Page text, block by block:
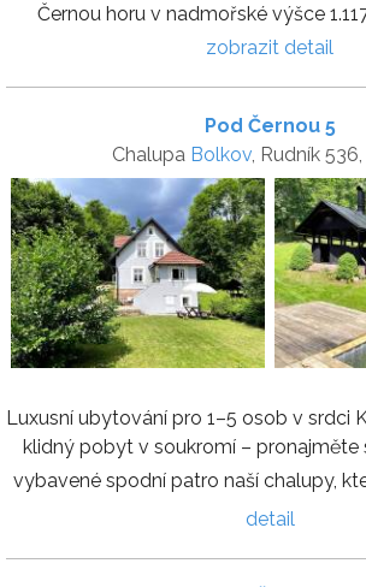
Černou horu v nadmořské výšce
zobrazit detail
Pod Černou 5
Chalupa Bolkov, Rudník
Luxusní ubytování pro 1–5 osob v srdci
klidný pobyt v soukromí – pronajměte
vybavené spodní patro naší chalupy,
detail